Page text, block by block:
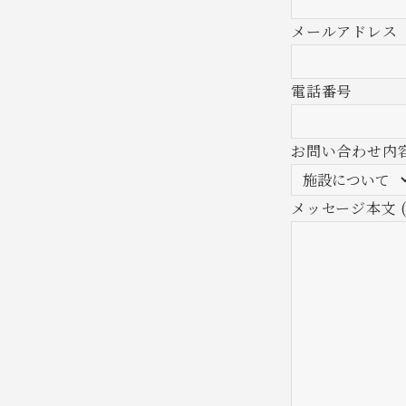
メールアドレス
電話番号
お問い合わせ内
メッセージ本文